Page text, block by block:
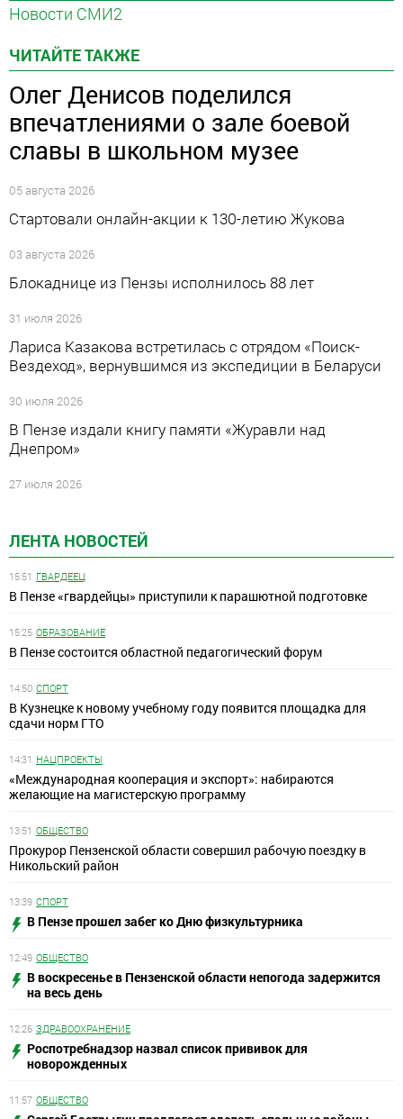
ЛЕНТА НОВОСТЕЙ
15:51 ГВАРДЕЕЦ
В Пензе «гвардейцы» приступили к парашютной подготовке
15:25 ОБРАЗОВАНИЕ
В Пензе состоится областной педагогический форум
14:50 СПОРТ
В Кузнецке к новому учебному году появится площадка для
сдачи норм ГТО
14:31 НАЦПРОЕКТЫ
«Международная кооперация и экспорт»: набираются
желающие на магистерскую программу
13:51 ОБЩЕСТВО
Прокурор Пензенской области совершил рабочую поездку в
Никольский район
13:39 СПОРТ
В Пензе прошел забег ко Дню физкультурника
12:49 ОБЩЕСТВО
В воскресенье в Пензенской области непогода задержится
на весь день
12:26 ЗДРАВООХРАНЕНИЕ
Роспотребнадзор назвал список прививок для
новорожденных
11:57 ОБЩЕСТВО
Новости СМИ2
ЧИТАЙТЕ ТАКЖЕ
Олег Денисов поделился
впечатлениями о зале боевой
славы в школьном музее
05 августа 2026
Стартовали онлайн-акции к 130-летию Жукова
03 августа 2026
Блокаднице из Пензы исполнилось 88 лет
31 июля 2026
Лариса Казакова встретилась с отрядом «Поиск-
Вездеход», вернувшимся из экспедиции в Беларуси
30 июля 2026
В Пензе издали книгу памяти «Журавли над
Днепром»
27 июля 2026